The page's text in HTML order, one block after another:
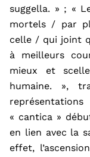
suggella. » ; «
mortels / par
celle / qui joint
à meilleurs
mieux et
humaine. »,
« cantica »
en lien avec la
effet,